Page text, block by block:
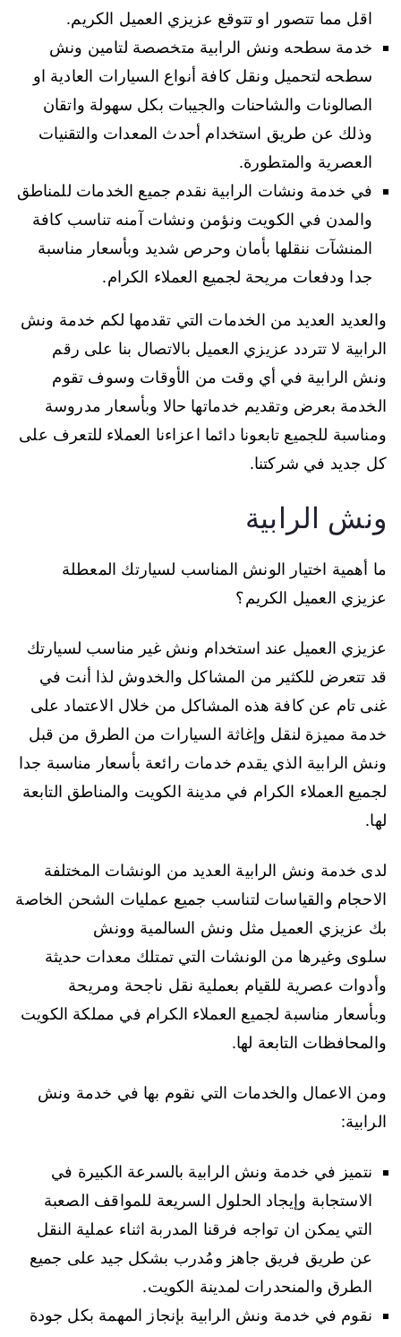
اقل مما تتصور او تتوقع عزيزي العميل الكريم.
خدمة سطحه ونش الرابية متخصصة لتامين ونش
سطحه لتحميل ونقل كافة أنواع السيارات العادية او
الصالونات والشاحنات والجيبات بكل سهولة واتقان
وذلك عن طريق استخدام أحدث المعدات والتقنيات
العصرية والمتطورة.
في خدمة ونشات الرابية نقدم جميع الخدمات للمناطق
والمدن في الكويت ونؤمن ونشات آمنه تناسب كافة
المنشآت ننقلها بأمان وحرص شديد وبأسعار مناسبة
جدا ودفعات مريحة لجميع العملاء الكرام.
والعديد العديد من الخدمات التي تقدمها لكم خدمة ونش
الرابية لا تتردد عزيزي العميل بالاتصال بنا على رقم
ونش الرابية في أي وقت من الأوقات وسوف تقوم
الخدمة بعرض وتقديم خدماتها حالا وبأسعار مدروسة
ومناسبة للجميع تابعونا دائما اعزاءنا العملاء للتعرف على
كل جديد في شركتنا.
ونش الرابية
ما أهمية اختيار الونش المناسب لسيارتك المعطلة
عزيزي العميل الكريم؟
عزيزي العميل عند استخدام ونش غير مناسب لسيارتك
قد تتعرض للكثير من المشاكل والخدوش لذا أنت في
غنى تام عن كافة هذه المشاكل من خلال الاعتماد على
خدمة مميزة لنقل وإغاثة السيارات من الطرق من قبل
ونش الرابية الذي يقدم خدمات رائعة بأسعار مناسبة جدا
لجميع العملاء الكرام في مدينة الكويت والمناطق التابعة
لها.
لدى خدمة ونش الرابية العديد من الونشات المختلفة
الاحجام والقياسات لتناسب جميع عمليات الشحن الخاصة
بك عزيزي العميل مثل ونش السالمية وونش
سلوى وغيرها من الونشات التي تمتلك معدات حديثة
وأدوات عصرية للقيام بعملية نقل ناجحة ومريحة
وبأسعار مناسبة لجميع العملاء الكرام في مملكة الكويت
والمحافظات التابعة لها.
ومن الاعمال والخدمات التي نقوم بها في خدمة ونش
الرابية:
نتميز في خدمة ونش الرابية بالسرعة الكبيرة في
الاستجابة وإيجاد الحلول السريعة للمواقف الصعبة
التي يمكن ان تواجه فرقنا المدربة اثناء عملية النقل
عن طريق فريق جاهز ومُدرب بشكل جيد على جميع
الطرق والمنحدرات لمدينة الكويت.
نقوم في خدمة ونش الرابية بإنجاز المهمة بكل جودة